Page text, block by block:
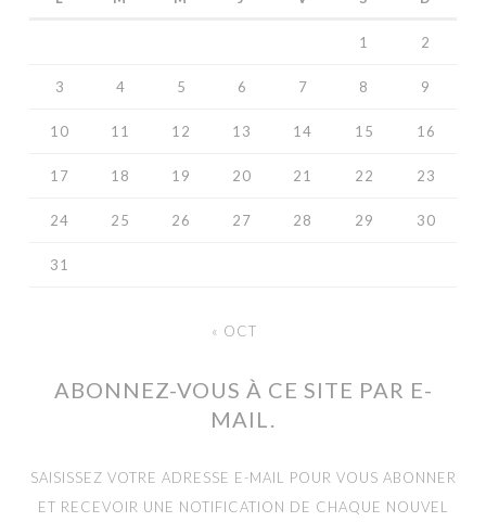
1 2
3 4 5 6 7 8 9
10 11 12 13 14 15 16
17 18 19 20 21 22 23
24 25 26 27 28 29 30
31
« OCT
ABONNEZ-VOUS À CE SITE PAR E-
MAIL.
SAISISSEZ VOTRE ADRESSE E-MAIL POUR VOUS ABONNER
ET RECEVOIR UNE NOTIFICATION DE CHAQUE NOUVEL